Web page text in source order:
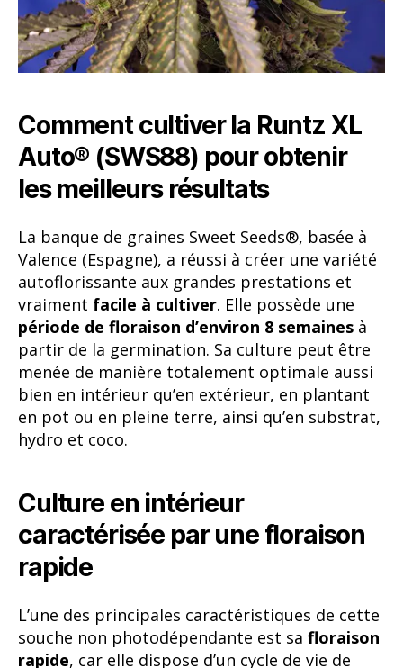
Comment cultiver la Runtz XL
Auto® (SWS88) pour obtenir
les meilleurs résultats
La banque de graines Sweet Seeds®, basée à
Valence (Espagne), a réussi à créer une variété
autoflorissante aux grandes prestations et
vraiment facile à cultiver. Elle possède une
période de floraison d’environ 8 semaines à
partir de la germination. Sa culture peut être
menée de manière totalement optimale aussi
bien en intérieur qu’en extérieur, en plantant
en pot ou en pleine terre, ainsi qu’en substrat,
hydro et coco.
Culture en intérieur
caractérisée par une floraison
rapide
L’une des principales caractéristiques de cette
souche non photodépendante est sa floraison
rapide, car elle dispose d’un cycle de vie de